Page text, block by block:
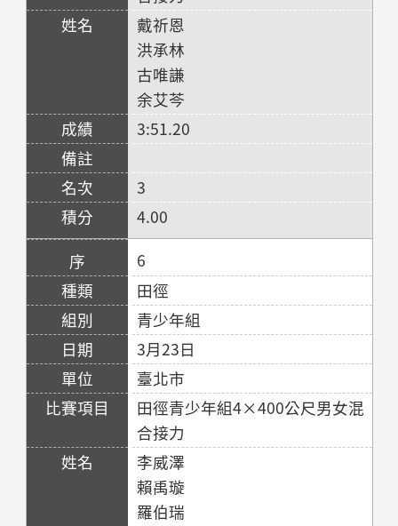
戴祈恩
洪承林
古唯謙
余艾芩
3:51.20
3
4.00
6
田徑
青少年組
3月23日
臺北市
田徑青少年組4×400公尺男女混
合接力
李威澤
賴禹璇
羅伯瑞